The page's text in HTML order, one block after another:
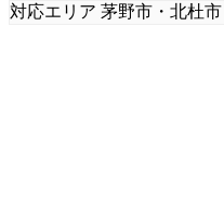
対応エリア 茅野市・北杜